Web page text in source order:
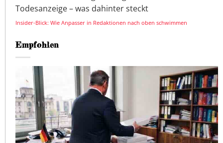
Todesanzeige – was dahinter steckt
Insider-Blick: Wie Anpasser in Redaktionen nach oben schwimmen
Empfohlen